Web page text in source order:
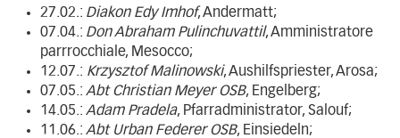
27.02.: Diakon Edy Imhof, Andermatt;
07.04.: Don Abraham Pulinchuvattil, Amministratore
parrrocchiale, Mesocco;
12.07.: Krzysztof Malinowski, Aushilfspriester, Arosa;
07.05.: Abt Christian Meyer OSB, Engelberg;
14.05.: Adam Pradela, Pfarradministrator, Salouf;
11.06.: Abt Urban Federer OSB, Einsiedeln;